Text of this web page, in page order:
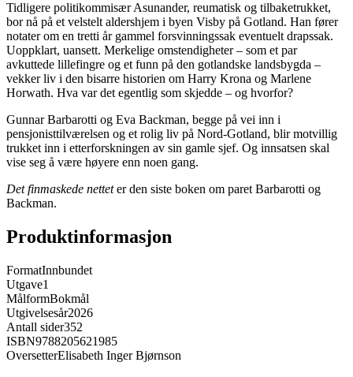
Tidligere politikommisær Asunander, reumatisk og tilbaketrukket,
bor nå på et velstelt aldershjem i byen Visby på Gotland. Han fører
notater om en tretti år gammel forsvinningssak eventuelt drapssak.
Uoppklart, uansett. Merkelige omstendigheter – som et par
avkuttede lillefingre og et funn på den gotlandske landsbygda –
vekker liv i den bisarre historien om Harry Krona og Marlene
Horwath. Hva var det egentlig som skjedde – og hvorfor?
Gunnar Barbarotti og Eva Backman, begge på vei inn i
pensjonisttilværelsen og et rolig liv på Nord-Gotland, blir motvillig
trukket inn i etterforskningen av sin gamle sjef. Og innsatsen skal
vise seg å være høyere enn noen gang.
Det finmaskede netteter den siste boken om paret Barbarotti og
Backman.
Produktinformasjon
FormatInnbundet
Utgave1
MålformBokmål
Utgivelsesår2026
Antall sider352
ISBN9788205621985
OversetterElisabeth Inger Bjørnson